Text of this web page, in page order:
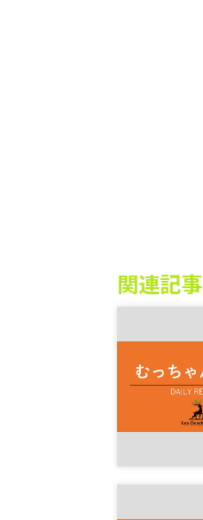
関連記事